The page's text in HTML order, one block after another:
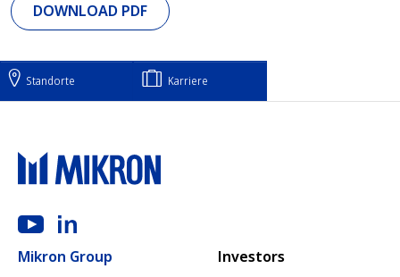
DOWNLOAD PDF
Standorte Karriere
Mikron Group
Main navigation
Investors